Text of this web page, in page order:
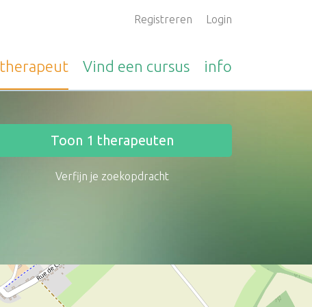
Registreren Login
therapeut Vind een cursus info
Toon 1 therapeuten
Verfijn je zoekopdracht